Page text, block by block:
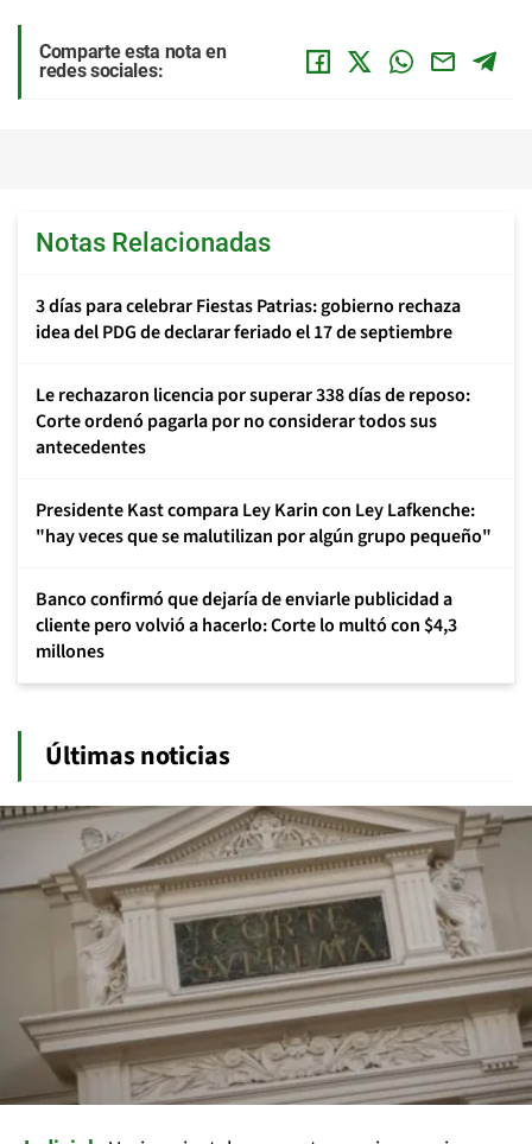
Comparte esta nota en
redes sociales:
Notas Relacionadas
3 días para celebrar Fiestas Patrias: gobierno rechaza
idea del PDG de declarar feriado el 17 de septiembre
Le rechazaron licencia por superar 338 días de reposo:
Corte ordenó pagarla por no considerar todos sus
antecedentes
Presidente Kast compara Ley Karin con Ley Lafkenche:
"hay veces que se malutilizan por algún grupo pequeño"
Banco confirmó que dejaría de enviarle publicidad a
cliente pero volvió a hacerlo: Corte lo multó con $4,3
millones
Últimas noticias